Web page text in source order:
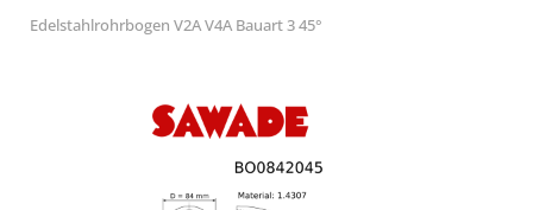
Edelstahlrohrbogen V2A V4A Bauart 3 45°